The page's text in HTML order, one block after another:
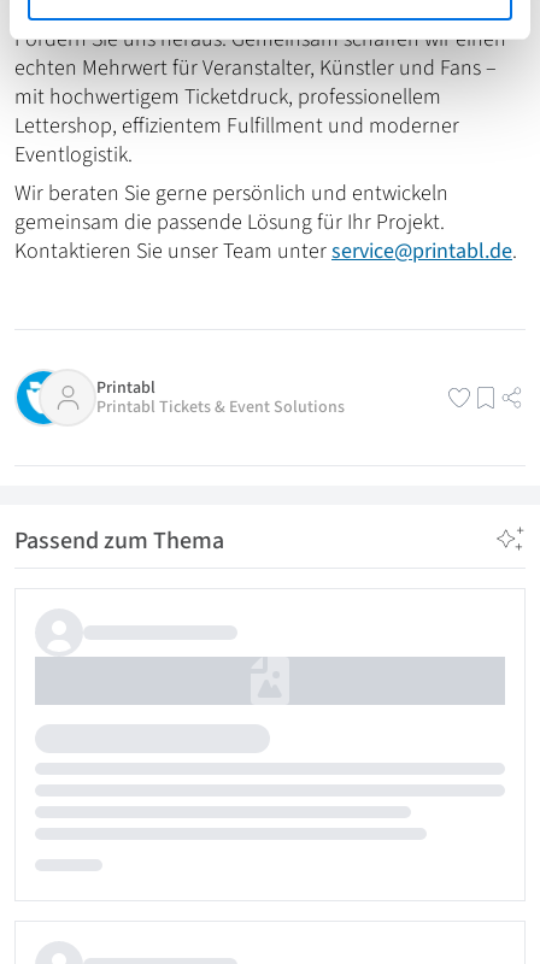
Fordern Sie uns heraus. Gemeinsam schaffen wir einen
echten Mehrwert für Veranstalter, Künstler und Fans –
mit hochwertigem Ticketdruck, professionellem
Lettershop, effizientem Fulfillment und moderner
Eventlogistik.
Wir beraten Sie gerne persönlich und entwickeln
gemeinsam die passende Lösung für Ihr Projekt.
Kontaktieren Sie unser Team unterservice@printabl.de.
Printabl
Printabl Tickets & Event Solutions
Passend zum Thema